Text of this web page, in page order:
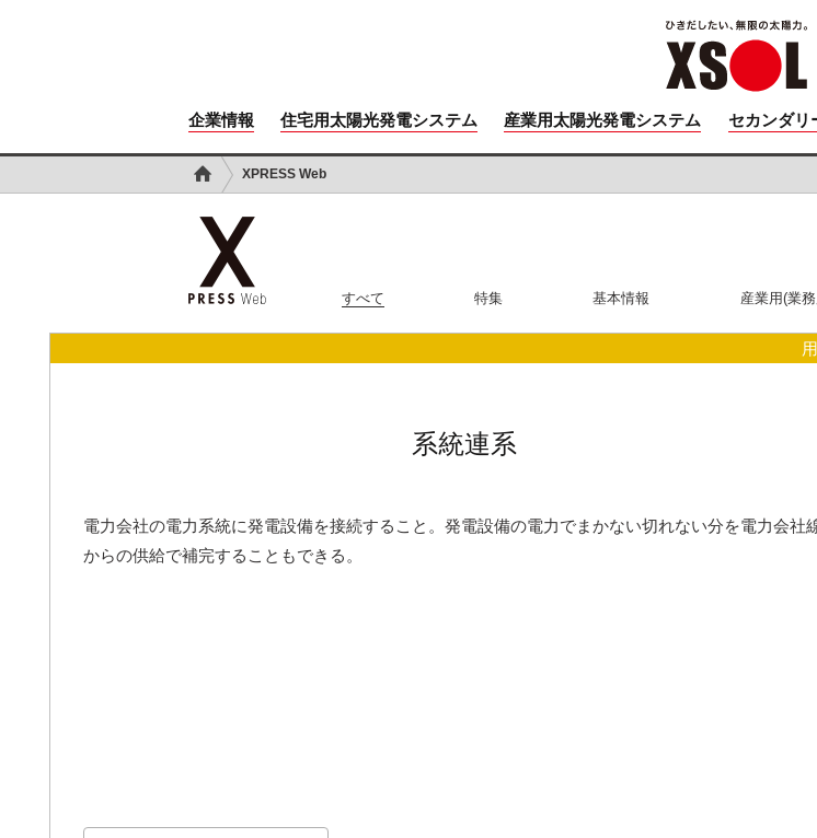
企業情報 住宅用太陽光発電システム 産業用太陽光発電システム セカンダリ
XPRESS Web
すべて 特集 基本情報 産業用(業
系統連系
電力会社の電力系統に発電設備を接続すること。発電設備の電力でまかない切れない分を電力会社
からの供給で補完することもできる。